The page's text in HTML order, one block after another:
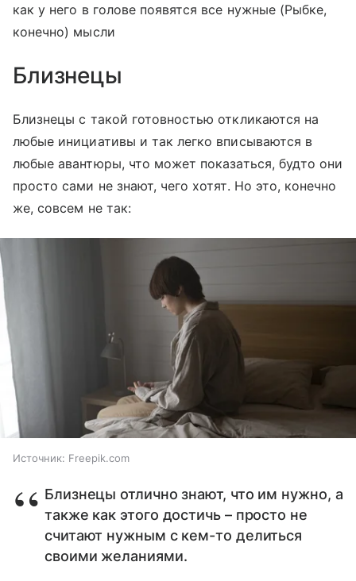
как у него в голове появятся все нужные (Рыбке,
конечно) мысли
Близнецы
Близнецы с такой готовностью откликаются на
любые инициативы и так легко вписываются в
любые авантюры, что может показаться, будто они
просто сами не знают, чего хотят. Но это, конечно
же, совсем не так:
Источник: Freepik.com
Близнецы отлично знают, что им нужно, а
также как этого достичь – просто не
считают нужным с кем-то делиться
своими желаниями.